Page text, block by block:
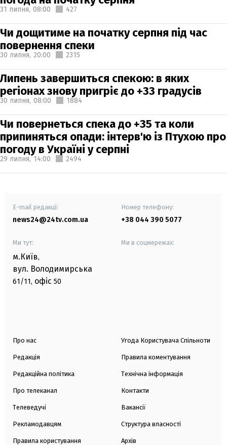
31 липня, 08:00 427
Чи дощитиме на початку серпня під час
повернення спеки
30 липня, 20:00 2315
Липень завершиться спекою: в яких
регіонах знову пригріє до +33 градусів
30 липня, 08:00 1884
Чи повернеться спека до +35 та коли
припиняться опади: інтерв'ю із Птухою про
погоду в Україні у серпні
29 липня, 14:00 2494
E-mail редакції
news24@24tv.com.ua
Номер телефону:
+38 044 390 5077
Ми тут:
м.Київ,
вул. Володимирська
61/11, офіс 50
Ми в соцмережах:
Про нас
Редакція
Редакційна політика
Про телеканал
Телеведучі
Рекламодавцям
Правила користування
Угода Користувача Спільноти
Правила коментування
Технічна інформація
Контакти
Вакансії
Структура власності
Архів